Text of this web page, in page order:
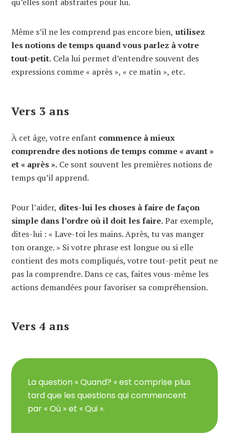
Même s’il ne les comprend pas encore bien, utilisez
les notions de temps quand vous parlez à votre
tout-petit. Cela lui permet d’entendre souvent des
expressions comme « après », « ce matin », etc.
Vers 3 ans
À cet âge, votre enfant commence à mieux
comprendre des notions de temps comme « avant »
et « après ». Ce sont souvent les premières notions de
temps qu’il apprend.
Pour l’aider, dites-lui les choses à faire de façon
simple dans l’ordre où il doit les faire.Par exemple,
dites-lui : « Lave-toi les mains. Après, tu vas manger
ton orange. » Si votre phrase est longue ou si elle
contient des mots compliqués, votre tout-petit peut ne
pas la comprendre. Dans ce cas, faites vous-même les
actions demandées pour favoriser sa compréhension.
Vers 4 ans
La question « Quand? » est comprise plus
tard que les questions qui commencent
par « Où » et « Qui ».